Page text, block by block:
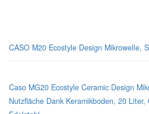
CASO M20 Ecostyle Design Mikrowelle,
Caso MG20 Ecostyle Ceramic Design
Nutzfläche Dank Keramikboden, 20